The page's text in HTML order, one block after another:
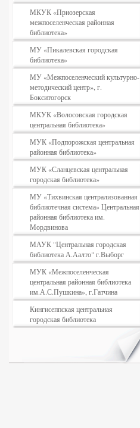
МКУК «Приозерская
межпоселенческая районная
библиотека»
МУ «Пикалевская городская
библиотека»
МУ «Межпоселенческий культурно-
методический центр», г.
Бокситогорск
МКУК «Волосовская городская
центральная библиотека»
МУК «Подпорожская центральная
районная библиотека»
МУК «Сланцевская центральная
городская библиотека»
МУ «Тихвинская централизованная
библиотечная система» Центральная
районная библиотека им.
Мордвинова
МАУК "Центральная городская
библиотека А.Аалто" г.Выборг
МУК «Межпоселенческая
центральная районная библиотека
им.А.С.Пушкина», г.Гатчина
Кингисеппская центральная
городская библиотека